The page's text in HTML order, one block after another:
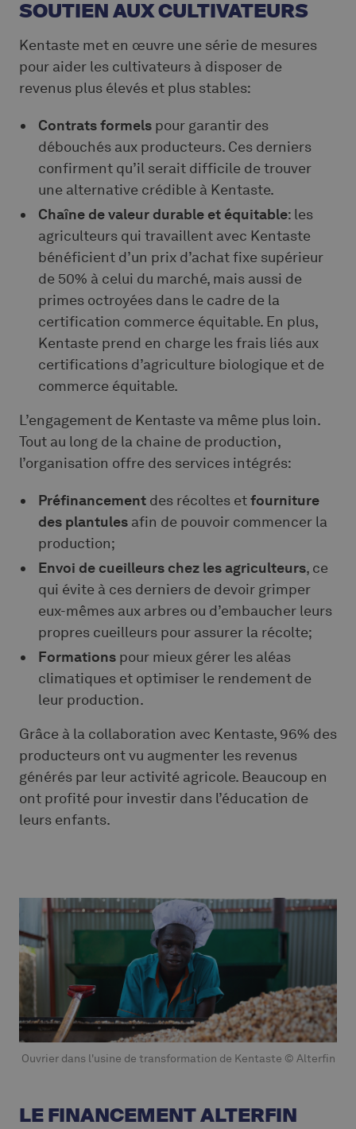
SOUTIEN AUX CULTIVATEURS
Kentaste met en œuvre une série de mesures
pour aider les cultivateurs à disposer de
revenus plus élevés et plus stables:
Contrats formels pour garantir des
débouchés aux producteurs. Ces derniers
confirment qu’il serait difficile de trouver
une alternative crédible à Kentaste.
Chaîne de valeur durable et équitable: les
agriculteurs qui travaillent avec Kentaste
bénéficient d’un prix d’achat fixe supérieur
de 50% à celui du marché, mais aussi de
primes octroyées dans le cadre de la
certification commerce équitable. En plus,
Kentaste prend en charge les frais liés aux
certifications d’agriculture biologique et de
commerce équitable.
L’engagement de Kentaste va même plus loin.
Tout au long de la chaine de production,
l’organisation offre des services intégrés:
Préfinancement des récoltes etfourniture
des plantules afin de pouvoir commencer la
production;
Envoi de cueilleurs chez les agriculteurs, ce
qui évite à ces derniers de devoir grimper
eux-mêmes aux arbres ou d’embaucher leurs
propres cueilleurs pour assurer la récolte;
Formations pour mieux gérer les aléas
climatiques et optimiser le rendement de
leur production.
Grâce à la collaboration avec Kentaste, 96% des
producteurs ont vu augmenter les revenus
générés par leur activité agricole. Beaucoup en
ont profité pour investir dans l’éducation de
leurs enfants.
Ouvrier dans l'usine de transformation de Kentaste © Alterfin
LE FINANCEMENT ALTERFIN